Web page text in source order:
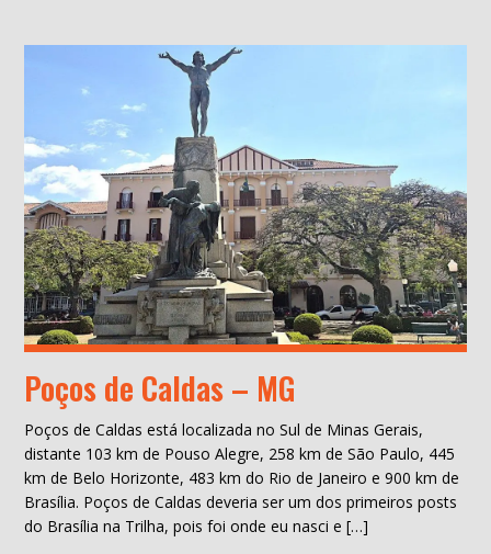
Poços de Caldas – MG
Poços de Caldas está localizada no Sul de Minas Gerais,
distante 103 km de Pouso Alegre, 258 km de São Paulo, 445
km de Belo Horizonte, 483 km do Rio de Janeiro e 900 km de
Brasília. Poços de Caldas deveria ser um dos primeiros posts
do Brasília na Trilha, pois foi onde eu nasci e […]